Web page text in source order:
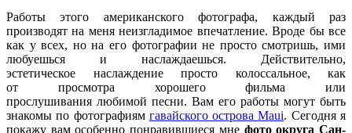
Работы этого американского фотографа, каждый раз
производят на меня неизгладимое впечатление. Вроде бы все
как у всех, но на его фотографии не просто смотришь, ими
любуешься и наслаждаешься. Действительно,
эстетическое наслаждение просто колоссальное, как
от просмотра хорошего фильма или
прослушивания любимой песни. Вам его работы могут быть
знакомы по фотографиям гавайского острова Maui. Сегодня я
покажу вам особенно понравившиеся мне фото округа Сан-